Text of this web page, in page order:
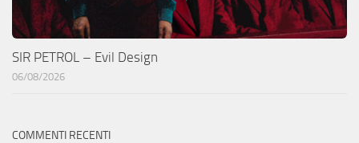
SIR PETROL – Evil Design
06/08/2026
COMMENTI RECENTI